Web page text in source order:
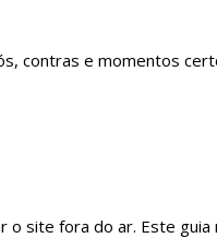
contras e momentos
site fora do ar. Este